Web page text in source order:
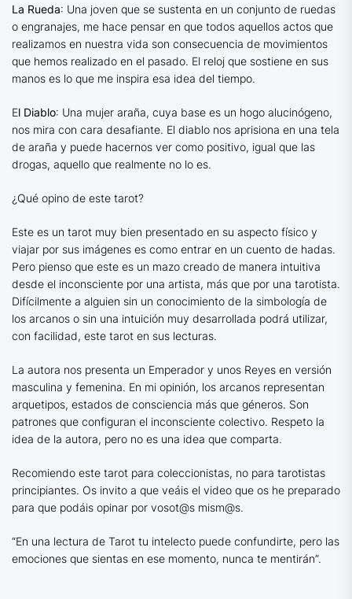
La Rueda: Una joven que se sustenta en un conjunto de ruedas
o engranajes, me hace pensar en que todos aquellos actos que
realizamos en nuestra vida son consecuencia de movimientos
que hemos realizado en el pasado. El reloj que sostiene en sus
manos es lo que me inspira esa idea del tiempo.
El Diablo: Una mujer araña, cuya base es un hogo alucinógeno,
nos mira con cara desafiante. El diablo nos aprisiona en una tela
de araña y puede hacernos ver como positivo, igual que las
drogas, aquello que realmente no lo es.
¿Qué opino de este tarot?
Este es un tarot muy bien presentado en su aspecto físico y
viajar por sus imágenes es como entrar en un cuento de hadas.
Pero pienso que este es un mazo creado de manera intuitiva
desde el inconsciente por una artista, más que por una tarotista.
Difícilmente a alguien sin un conocimiento de la simbología de
los arcanos o sin una intuición muy desarrollada podrá utilizar,
con facilidad, este tarot en sus lecturas.
La autora nos presenta un Emperador y unos Reyes en versión
masculina y femenina. En mi opinión, los arcanos representan
arquetipos, estados de consciencia más que géneros. Son
patrones que configuran el inconsciente colectivo. Respeto la
idea de la autora, pero no es una idea que comparta.
Recomiendo este tarot para coleccionistas, no para tarotistas
principiantes. Os invito a que veáis el video que os he preparado
para que podáis opinar por vosot@s mism@s.
“En una lectura de Tarot tu intelecto puede confundirte, pero las
emociones que sientas en ese momento, nunca te mentirán”.